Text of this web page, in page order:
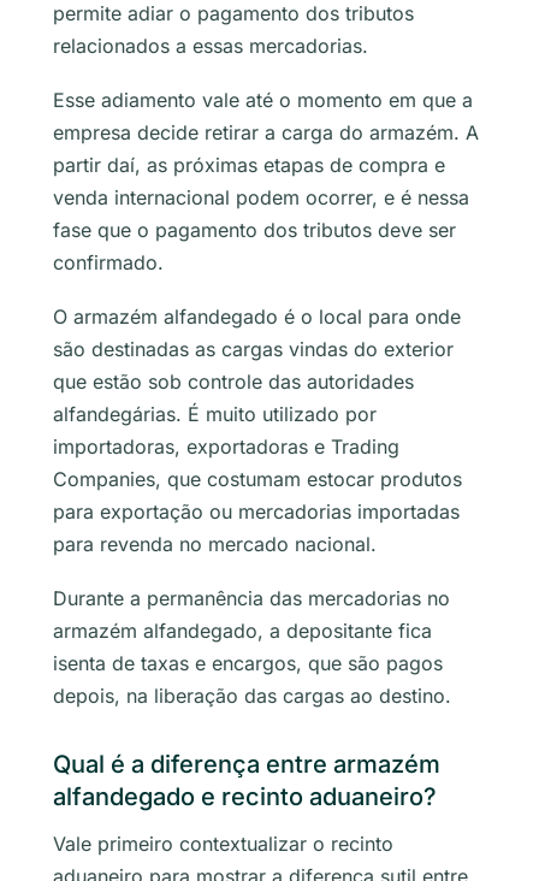
permite adiar o pagamento dos tributos
relacionados a essas mercadorias.
Esse adiamento vale até o momento em que a
empresa decide retirar a carga do armazém. A
partir daí, as próximas etapas de compra e
venda internacional podem ocorrer, e é nessa
fase que o pagamento dos tributos deve ser
confirmado.
O armazém alfandegado é o local para onde
são destinadas as cargas vindas do exterior
que estão sob controle das autoridades
alfandegárias. É muito utilizado por
importadoras, exportadoras e Trading
Companies, que costumam estocar produtos
para exportação ou mercadorias importadas
para revenda no mercado nacional.
Durante a permanência das mercadorias no
armazém alfandegado, a depositante fica
isenta de taxas e encargos, que são pagos
depois, na liberação das cargas ao destino.
Qual é a diferença entre armazém
alfandegado e recinto aduaneiro?
Vale primeiro contextualizar o recinto
aduaneiro para mostrar a diferença sutil entre